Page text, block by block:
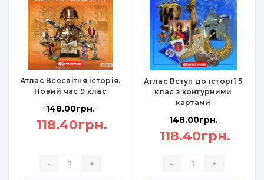
Атлас Всесвітня історія.
Новий час 9 клас
148.00грн.
118.40грн.
- +
Атлас Вступ до історії 5
клас з контурними
картами
148.00грн.
118.40грн.
- +